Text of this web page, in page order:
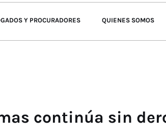
Y PROCURADORES QUIENES SOMOS
continúa sin